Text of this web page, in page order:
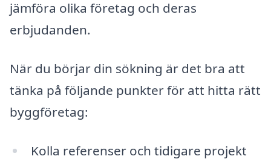
jämföra olika företag och deras
erbjudanden.
När du börjar din sökning är det bra att
tänka på följande punkter för att hitta rätt
byggföretag:
Kolla referenser och tidigare projekt